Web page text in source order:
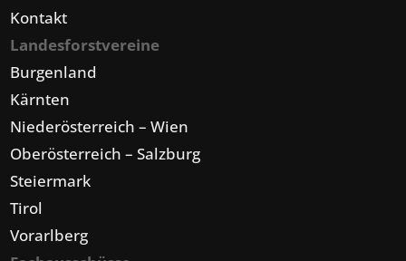
Kontakt
Landesforstvereine
Burgenland
Kärnten
Niederösterreich – Wien
Oberösterreich – Salzburg
Steiermark
Tirol
Vorarlberg